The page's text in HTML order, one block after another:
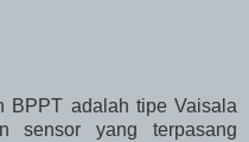
BPPT adalah tipe Vaisala
sensor yang terpasang